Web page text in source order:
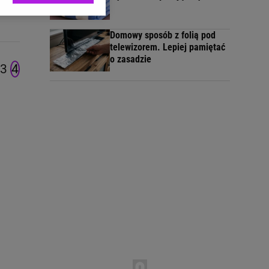
3 4
Domowy sposób z folią pod
telewizorem. Lepiej pamiętać
o zasadzie
danych poprzez
Zmiana ustawień